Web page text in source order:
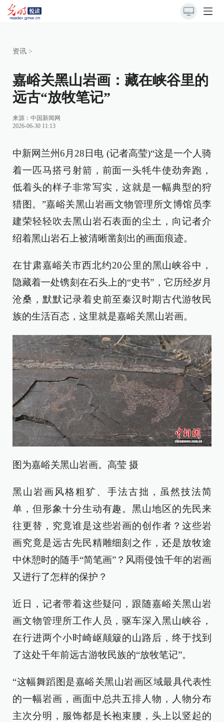
资讯 >
嘉峪关黑山岩画：藏在峡谷里的
远古“放牧笔记”
来源： 中国新闻网
2026-06-30 11:13
中新网兰州6月28日电 (记者高莹)“这是一个人骑
着一匹马搭弓射箭，前面一头牦牛使劲奔跑，
低着头的样子非常写实，这就是一幅典型的狩
猎图。”嘉峪关黑山岩画文物管理所文博馆员李
建荣轻轻吹去黑山岩石表面的尘土，向记者介
绍着黑山岩石上被清晰凿刻出的画面痕迹。
在甘肃嘉峪关市西北约20公里的黑山峡谷中，
隐藏着一处镌刻在石头上的“史书”，它历经岁月
沧桑，默默记录着史前至秦汉时期古代游牧民
族的生活百态，这里就是嘉峪关黑山岩画。
图为嘉峪关黑山岩画。高莹 摄
黑山岩画风格粗犷、手法古拙，虽然技法简
单，但形象十分生动有趣。黑山地区的先民来
往更替，究竟谁是这些岩画的创作者？这些岩
画究竟是远古先民精雕细刻之作，还是放牧途
中休憩时的随手“简笔画”？风雨侵蚀千年的岩画
又进行了怎样的保护？
近日，记者带着这些疑问，跟随嘉峪关黑山岩
画文物管理所工作人员，驱车深入黑山峡谷，
在行进两个小时崎岖颠簸的山路后，终于找到
了这处千年前远古游牧民族的“放牧笔记”。
“这幅舞蹈图是嘉峪关黑山岩画区域最具代表性
的一幅岩画，画面中总共五排人物，人物分布
主次分明，服饰都是长袍束腰，头上以竖起的